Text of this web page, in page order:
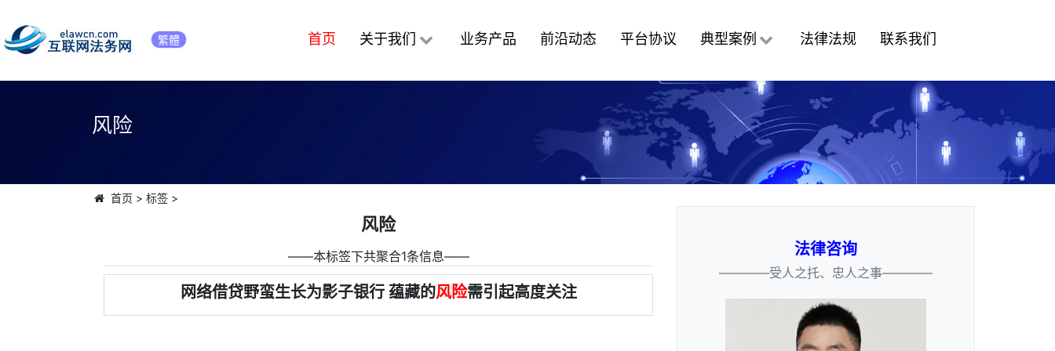
繁體 首页 关于我们 业务产品 前沿动态 平台协议 典型案例 法律法规 联系我们
风险
首页 > 标签>
风险
――本标签下共聚合1条信息――
网络借贷野蛮生长为影子银行 蕴藏的风险需引起高度关注
法律咨询
————受人之托、忠人之事————